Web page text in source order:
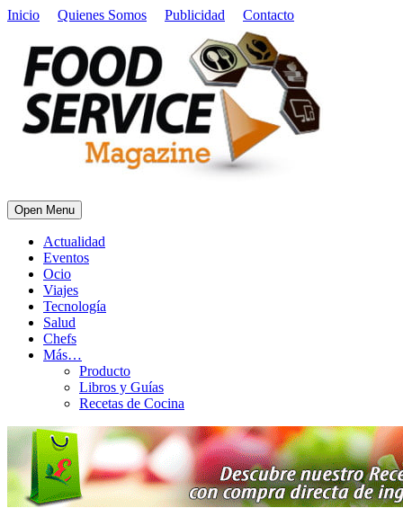
Inicio Quienes Somos Publicidad Contacto
Open Menu
Actualidad
Eventos
Ocio
Viajes
Tecnología
Salud
Chefs
Más…
Producto
Libros y Guías
Recetas de Cocina